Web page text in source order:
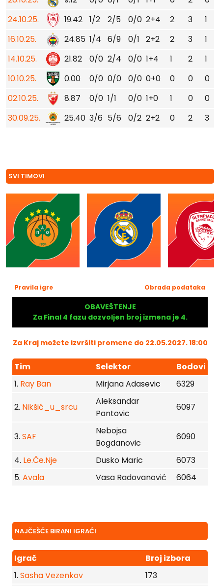
24.10.25.
19.42 1/2 2/5 0/0 2+4 2 3
1
16.10.25.
24.85 1/4 6/9 0/1 2+2 2 3
1
14.10.25.
21.82 0/0 2/4 0/0 1+4 1 2
1
10.10.25.
0.00 0/0 0/0 0/0 0+0 0 0
0
02.10.25.
8.87 0/0 1/1 0/0 1+0 1 0
0
30.09.25.
25.40 3/6 5/6 0/2 2+2 0 2 3
SVI TIMOVI
Pravila igre Obrada podataka
OBAVEŠTENJE
Za Final 4 fazu dozvoljen broj izmena je 4.
Za Kraj možete izvršiti promene do 22.05.2027. 18:00
Tim Selektor
Bodovi
1. Ray Ban Mirjana Adasevic 6329
2. Nikšić_u_srcu
Aleksandar
Pantovic
6097
3. SAF
Nebojsa
Bogdanovic
6090
4. Le.Če.Nje Dusko Maric
6073
5. Avala Vasa Radovanović 6064
NAJČEŠĆE BIRANI IGRAČI
Igrač
Broj izbora
1. Sasha Vezenkov
173